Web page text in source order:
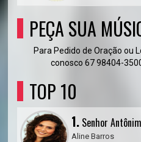
PEÇA SUA
Para Pedido de Oração ou
conosco 67 98404-
TOP 10
1. Senhor
Aline Barros